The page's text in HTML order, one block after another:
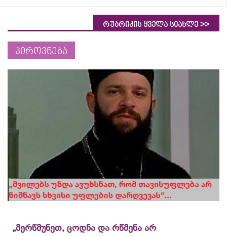
რუბრიკის ყველა სიახლე >>
პიროვნება
„მერწმუნეთ, ცოდნა და რწმენა არ